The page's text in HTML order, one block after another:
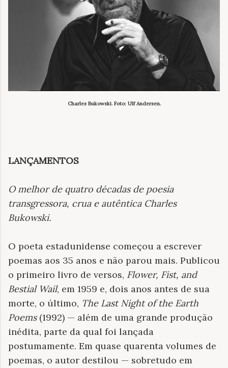
Charles Bukowski. Foto: Ulf Andersen.
LANÇAMENTOS
O melhor de quatro décadas de poesia
transgressora, crua e autêntica Charles
Bukowski.
O poeta estadunidense começou a escrever
poemas aos 35 anos e não parou mais. Publicou
o primeiro livro de versos, Flower, Fist, and
Bestial Wail, em 1959 e, dois anos antes de sua
morte, o último, The Last Night of the Earth
Poems(1992) — além de uma grande produção
inédita, parte da qual foi lançada
postumamente. Em quase quarenta volumes de
poemas, o autor destilou — sobretudo em